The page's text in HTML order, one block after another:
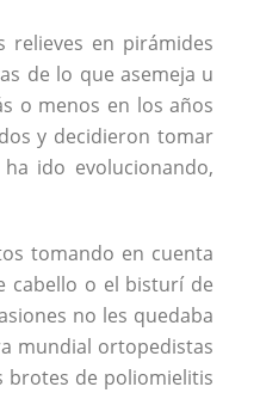
en pirámides
de lo que asemeja u
o menos en los años
y decidieron tomar
ha ido evolucionando,
tomando en cuenta
cabello o el bisturí de
no les quedaba
mundial ortopedistas
brotes de poliomielitis